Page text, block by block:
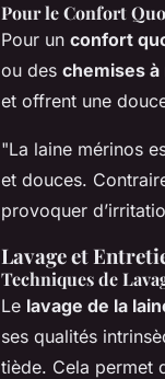
Pour le Confort
Pour un confort
ou des chemises
et offrent une
"La laine mérinos
et douces.
provoquer
Lavage et
Techniques de
Le lavage de la
ses qualités
tiède. Cela permet